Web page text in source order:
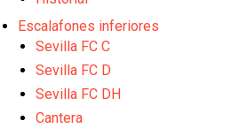
Escalafones inferiores
Sevilla FC C
Sevilla FC D
Sevilla FC DH
Cantera